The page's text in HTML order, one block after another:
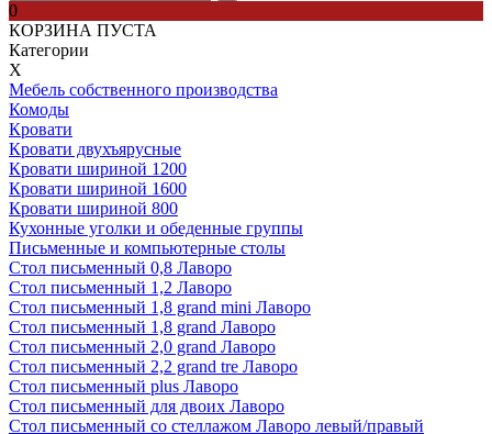
0
КОРЗИНА ПУСТА
Категории
Х
Мебель собственного производства
Комоды
Кровати
Кровати двухъярусные
Кровати шириной 1200
Кровати шириной 1600
Кровати шириной 800
Кухонные уголки и обеденные группы
Письменные и компьютерные столы
Стол письменный 0,8 Лаворо
Стол письменный 1,2 Лаворо
Стол письменный 1,8 grand mini Лаворо
Стол письменный 1,8 grand Лаворо
Стол письменный 2,0 grand Лаворо
Стол письменный 2,2 grand tre Лаворо
Стол письменный plus Лаворо
Стол письменный для двоих Лаворо
Стол письменный со стеллажом Лаворо левый/правый